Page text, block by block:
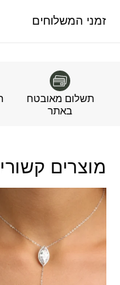
זמני המשלוחים
תשלום מאובטח
באתר
מוצרים